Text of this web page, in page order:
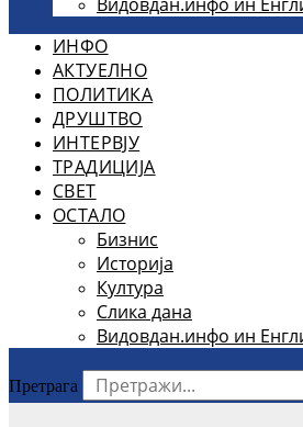
ИНФО
АКТУЕЛНО
ПОЛИТИКА
ДРУШТВО
ИНТЕРВЈУ
ТРАДИЦИЈА
СВЕТ
ОСТАЛО
Бизнис
Историја
Култура
Слика дана
Видовдан.инфо ин
Претрага